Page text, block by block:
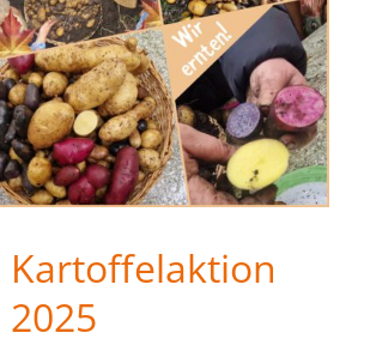
Kartoffelaktion
2025